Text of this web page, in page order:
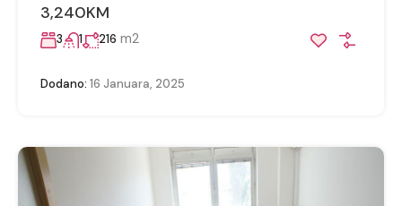
3,240KM
3 1 216 m2
Dodano: 16 Januara, 2025